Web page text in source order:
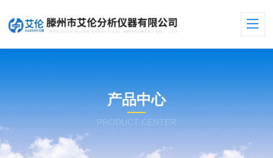
产品中心
PRODUCT CENTER